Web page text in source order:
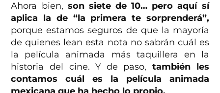
Ahora bien, son siete de 10… pero aquí sí
aplica la de “la primera te sorprenderá”,
porque estamos seguros de que la mayoría
de quienes lean esta nota no sabrán cuál es
la película animada más taquillera en la
historia del cine. Y de paso, también les
contamos cuál es la película animada